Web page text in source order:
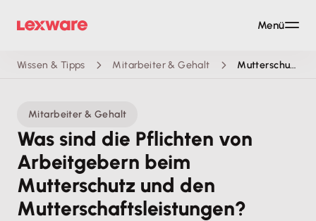
Wissen & Tipps Mitarbeiter & Gehalt Mutterschutz
Mitarbeiter & Gehalt
Was sind die Pflichten von
Arbeitgebern beim
Mutterschutz und den
Mutterschaftsleistungen?
Menü